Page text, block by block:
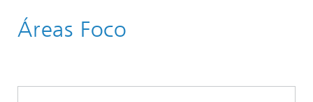
Áreas Foco